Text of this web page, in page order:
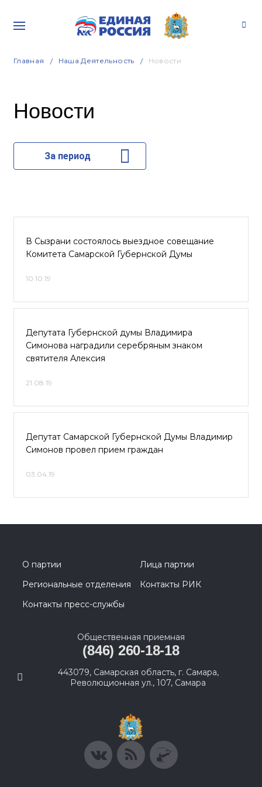
Главная Наша Деятельность Новости
Новости
За период
В Сызрани состоялось выездное совещание
Комитета Самарской Губернской Думы
10.10.19
Депутата Губернской думы Владимира
Симонова наградили серебряным знаком
святителя Алексия
21.08.19
Депутат Самарской Губернской Думы Владимир
Симонов провел прием граждан
03.04.19
О партии
Лица партии
Региональные отделения
Контакты РИК
Контакты пресс-службы
Общественная приемная
(846) 260-18-18
443079, Самарская область, г. Самара,
Революционная ул., 107, Самара